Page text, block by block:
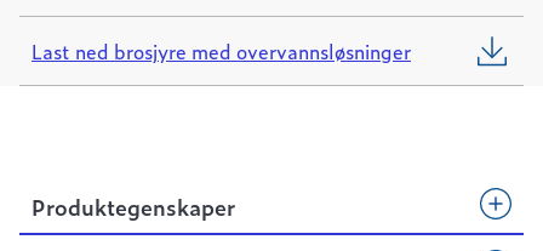
Last ned brosjyre med overvannsløsninger
Produktegenskaper